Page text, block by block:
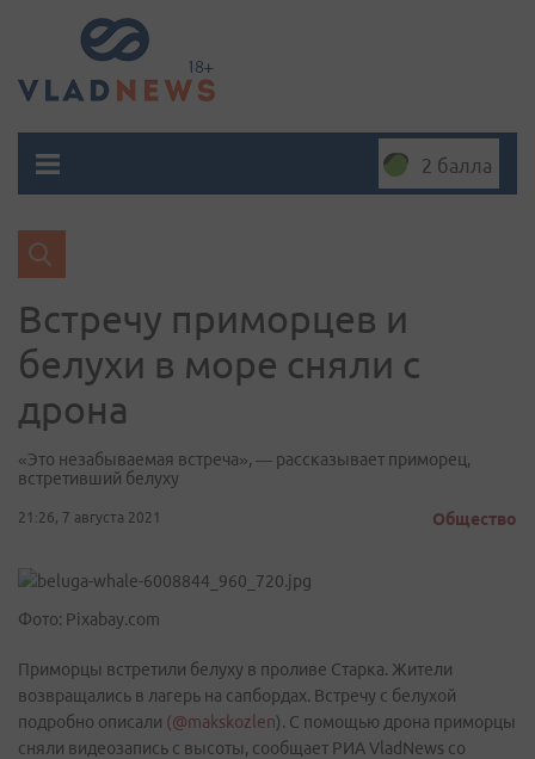
2 балла
Встречу приморцев и
белухи в море сняли с
дрона
«Это незабываемая встреча», — рассказывает приморец,
встретивший белуху
21:26, 7 августа 2021 Общество
Фото: Pixabay.com
Приморцы встретили белуху в проливе Старка. Жители
возвращались в лагерь на сапбордах. Встречу с белухой
подробно описали (@makskozlen). С помощью дрона приморцы
сняли видеозапись с высоты, сообщает РИА VladNews со